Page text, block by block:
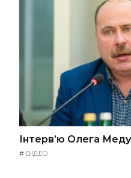
Інтерв’ю Олега
# ВІДЕО